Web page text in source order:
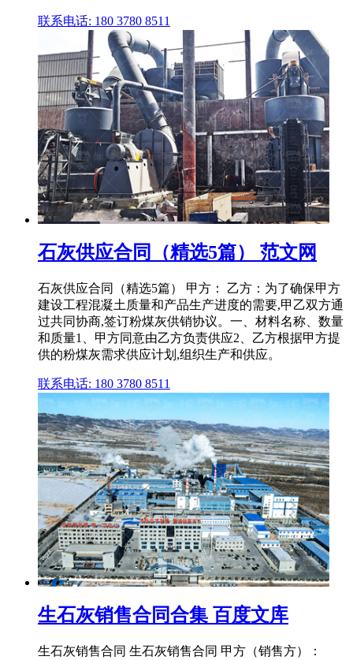
联系电话: 180 3780 8511
石灰供应合同（精选5篇） 范文网
石灰供应合同（精选5篇） 甲方： 乙方：为了确保甲方
建设工程混凝土质量和产品生产进度的需要,甲乙双方通
过共同协商,签订粉煤灰供销协议。一、材料名称、数量
和质量1、甲方同意由乙方负责供应2、乙方根据甲方提
供的粉煤灰需求供应计划,组织生产和供应。
联系电话: 180 3780 8511
生石灰销售合同合集 百度文库
生石灰销售合同 生石灰销售合同 甲方（销售方）：